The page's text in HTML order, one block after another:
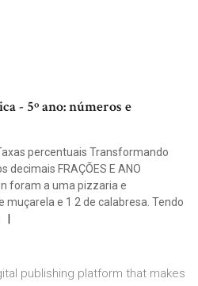
- 5º ano: números e
percentuais Transformando
FRAÇÕES E ANO
foram a uma pizzaria e
e 1 2 de calabresa. Tendo
publishing platform that makes